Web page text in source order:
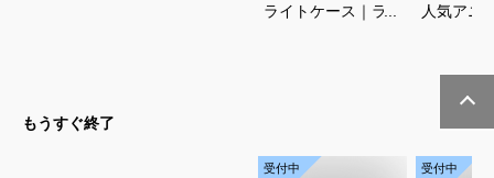
ライトケース｜ライ
人気アニ
もうすぐ終了
受付中 受付中